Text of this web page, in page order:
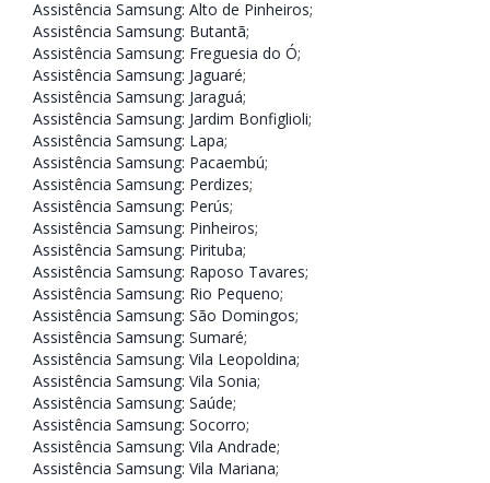
Assistência Samsung: Alto de Pinheiros;
Assistência Samsung: Butantã;
Assistência Samsung: Freguesia do Ó;
Assistência Samsung: Jaguaré;
Assistência Samsung: Jaraguá;
Assistência Samsung: Jardim Bonfiglioli;
Assistência Samsung: Lapa;
Assistência Samsung: Pacaembú;
Assistência Samsung: Perdizes;
Assistência Samsung: Perús;
Assistência Samsung: Pinheiros;
Assistência Samsung: Pirituba;
Assistência Samsung: Raposo Tavares;
Assistência Samsung: Rio Pequeno;
Assistência Samsung: São Domingos;
Assistência Samsung: Sumaré;
Assistência Samsung: Vila Leopoldina;
Assistência Samsung: Vila Sonia;
Assistência Samsung: Saúde;
Assistência Samsung: Socorro;
Assistência Samsung: Vila Andrade;
Assistência Samsung: Vila Mariana;